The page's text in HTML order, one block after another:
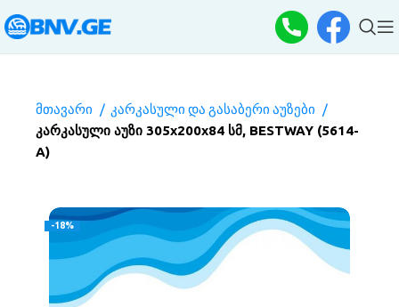
მთავარი
კარკასული და გასაბერი აუზები
კარკასული აუზი 305х200х84 სმ, BESTWAY (5614-
A)
-18%